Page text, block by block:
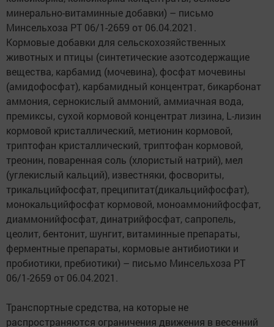
минерально-витаминные добавки) – письмо
Минсельхоза РТ 06/1-2659 от 06.04.2021.
Кормовые добавки для сельскохозяйственных
животных и птицы (синтетические азотсодержащие
вещества, карбамид (мочевина), фосфат мочевины
(амидофосфат), карбамидный концентрат, бикарбонат
аммония, сернокислый аммоний, аммиачная вода,
премиксы, сухой кормовой концентрат лизина, L-лизин
кормовой кристаллический, метионин кормовой,
триптофан кристаллический, триптофан кормовой,
треонин, поваренная соль (хлористый натрий), мел
(углекислый кальций), известняки, фосвориты,
трикальцийфосфат, преципитат(дикальцийфосфат),
монокальцийфосфат кормовой, моноаммонийфосфат,
диаммонийфосфат, динатрийфосфат, сапропель,
цеолит, бентонит, шунгит, витаминные препараты,
ферментные препараты, кормовые антибиотики и
пробиотики, пребиотики) – письмо Минсельхоза РТ
06/1-2659 от 06.04.2021.
Транспортные средства, на которые не
распространяются ограничения движения в весенний